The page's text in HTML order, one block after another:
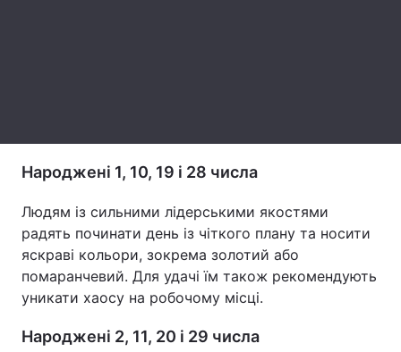
Народжені 1, 10, 19 і 28 числа
Людям із сильними лідерськими якостями
радять починати день із чіткого плану та носити
яскраві кольори, зокрема золотий або
помаранчевий. Для удачі їм також рекомендують
уникати хаосу на робочому місці.
Народжені 2, 11, 20 і 29 числа